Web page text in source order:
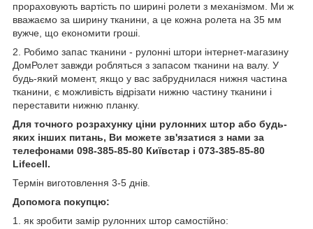
прораховують вартість по ширині ролети з механізмом. Ми ж
вважаємо за ширину тканини, а це кожна ролета на 35 мм
вужче, що економити гроші.
2. Робимо запас тканини - рулонні штори інтернет-магазину
ДомРолет завжди робляться з запасом тканини на валу. У
будь-який момент, якщо у вас забруднилася нижня частина
тканини, є можливість відрізати нижню частину тканини і
переставити нижню планку.
Для точного розрахунку ціни рулонних штор або будь-
яких інших питань, Ви можете зв'язатися з нами за
телефонами 098-385-85-80 Київстар і 073-385-85-80
Lifecell.
Термін виготовлення 3-5 днів.
Допомога покупцю:
1. як зробити замір рулонних штор самостійно: